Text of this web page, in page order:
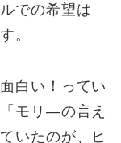
での希望は
。
白い！ってい
モリ―の言え
いたのが、ヒ